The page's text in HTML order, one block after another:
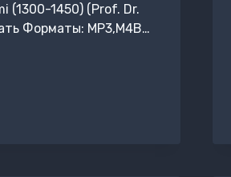
(1300-1450) (Prof. Dr.
Форматы: MP3,M4B…